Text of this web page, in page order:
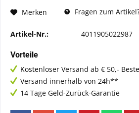
Merken Fragen zum
Artikel-Nr.: 4011905022987
Vorteile
Kostenloser Versand ab € 50,-
Versand innerhalb von 24h**
14 Tage Geld-Zurück-Garantie